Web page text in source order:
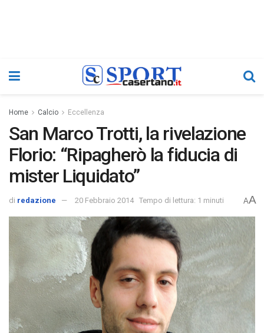
Home Calcio Eccellenza
San Marco Trotti, la rivelazione
Florio: “Ripagherò la fiducia di
mister Liquidato”
di redazione 20 Febbraio 2014 Tempo di lettura: 1 minuti AA